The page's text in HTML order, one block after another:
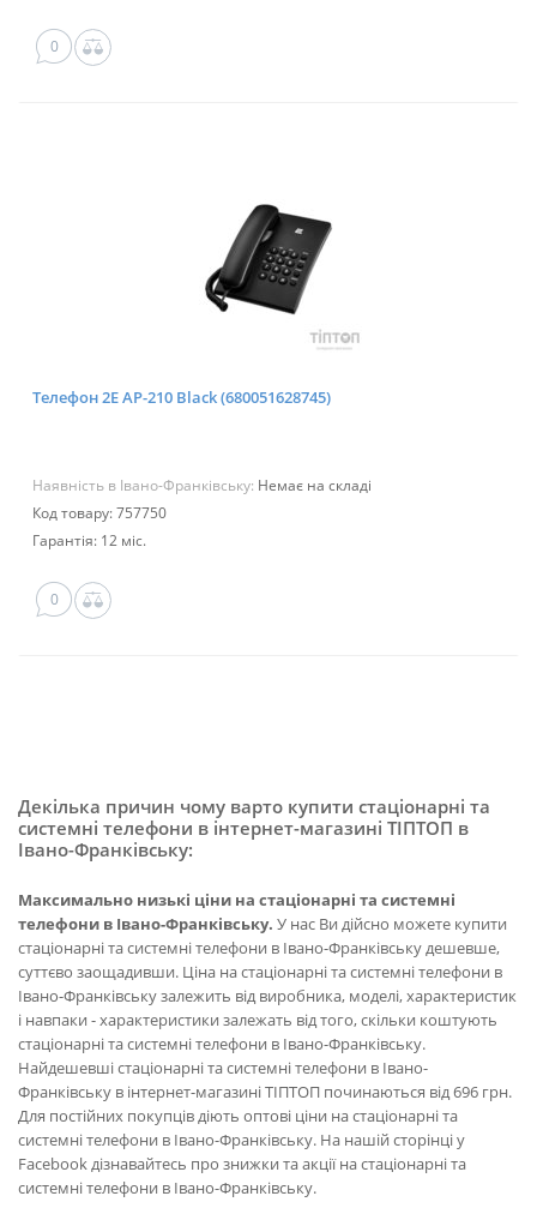
0
Телефон 2E AP-210 Black (680051628745)
Наявність в Івано-Франківську: Немає на складі
Код товару: 757750
Гарантія: 12 міс.
0
Декілька причин чому варто купити стаціонарні та
системні телефони в інтернет-магазині ТІПТОП в
Івано-Франківську:
Максимально низькі ціни на стаціонарні та системні
телефони в Івано-Франківську. У нас Ви дійсно можете купити
стаціонарні та системні телефони в Івано-Франківську дешевше,
суттєво заощадивши. Ціна на стаціонарні та системні телефони в
Івано-Франківську залежить від виробника, моделі, характеристик
і навпаки - характеристики залежать від того, скільки коштують
стаціонарні та системні телефони в Івано-Франківську.
Найдешевші стаціонарні та системні телефони в Івано-
Франківську в інтернет-магазині ТІПТОП починаються від 696 грн.
Для постійних покупців діють оптові ціни на стаціонарні та
системні телефони в Івано-Франківську. На нашій сторінці у
Facebook дізнавайтесь про знижки та акції на стаціонарні та
системні телефони в Івано-Франківську.